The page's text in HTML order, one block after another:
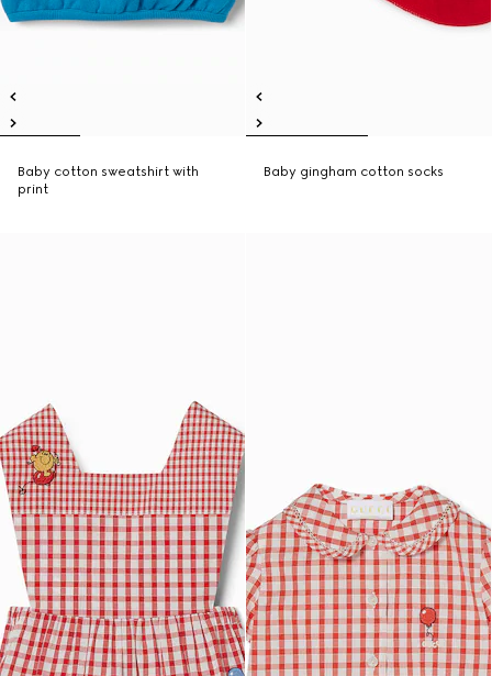
Baby cotton sweatshirt with
print
Baby gingham cotton socks